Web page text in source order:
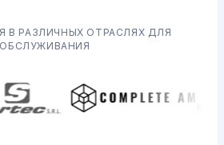
В РАЗЛИЧНЫХ ОТРАСЛЯХ ДЛЯ
ОБСЛУЖИВАНИЯ